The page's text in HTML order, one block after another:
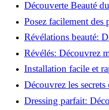
Découverte Beauté
Glamour !
Posez facilement des
Transformez votre
Révélations beauté:
insoupçonnées de
Révélés: Découvrez
l'huile de ricin!
Installation facile et
luminaire au plafond!
Découvrez les
Pourquoi vous devez
Dressing parfait: